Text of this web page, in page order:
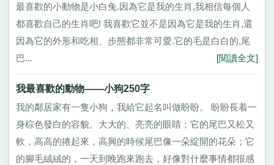
最喜歡的小動物是小白兔.因為它是我的生肖,我相信每個人
都喜歡自己的生肖吧! 我喜歡它並不是因為它是我的生肖,還
因為它的外形和吃相、步態都非常可愛.它的毛是白白的,尾
巴...
[閱讀全文]
我最喜歡的動物——小狗250字
我的鄰居家有一隻小狗，我給它起名叫做盼盼。 盼盼長着一
身棕色發白的容貌。大大的、亮亮的眼睛；它的尾巴又松又
軟，高高的捲起來，高興的時候尾巴像一朵綻開的花朵；它
的腳毛絨絨的，一天到晚跑來跑去，好像對什麼事情都很感